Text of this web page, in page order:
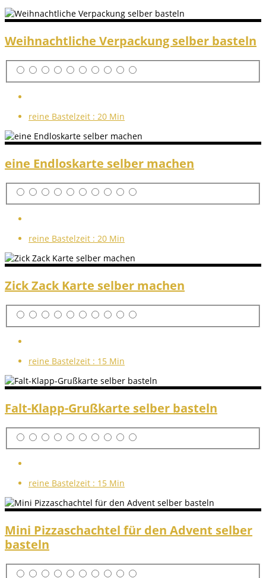
Weihnachtliche Verpackung selber basteln
reine Bastelzeit : 20 Min
eine Endloskarte selber machen
reine Bastelzeit : 20 Min
Zick Zack Karte selber machen
reine Bastelzeit : 15 Min
Falt-Klapp-Grußkarte selber basteln
reine Bastelzeit : 15 Min
Mini Pizzaschachtel für den Advent selber
basteln